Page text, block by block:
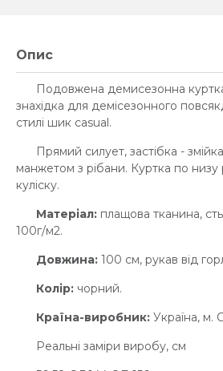
Опис
Подовжена демисезонна
знахідка для демісезонного
стилі шик casual.
Прямий силует, застібка -
манжетом з рібани. Куртка по низу
куліску.
Матеріал: плащова тканина,
100г/м2.
Довжина: 100 см, рукав від
Колір: чорний.
Країна-виробник: Україна, м.
Реальні заміри виробу, см